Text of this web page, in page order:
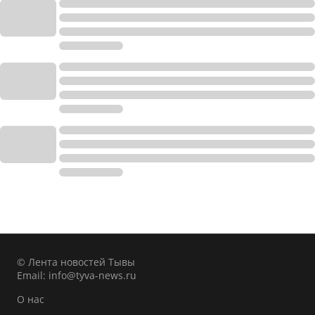
© Лента новостей Тывы
Email: info@tyva-news.ru
О нас